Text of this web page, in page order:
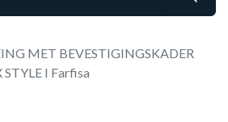
MET BEVESTIGINGSKADER
I Farfisa